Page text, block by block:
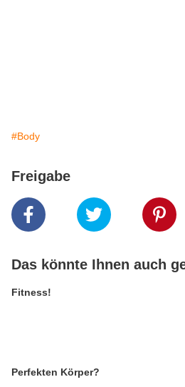
#Body
Freigabe
Das könnte Ihnen auch
Fitness!
Perfekten Körper?